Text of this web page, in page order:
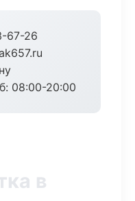
67-26
08:00-20:00
в